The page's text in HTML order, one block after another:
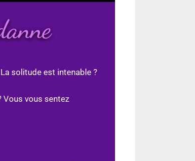
solitude est intenable ?
Vous vous sentez